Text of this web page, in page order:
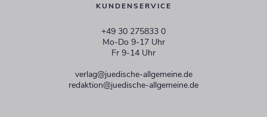
KUNDENSERVICE
+49 30 275833 0
Mo-Do 9-17 Uhr
Fr 9-14 Uhr
verlag@juedische-allgemeine.de
redaktion@juedische-allgemeine.de